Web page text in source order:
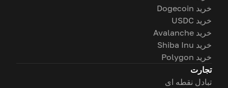
خرید Dogecoin
خرید USDC
خرید Avalanche
خرید Shiba Inu
خرید Polygon
تجارت
تبادل نقطه ای